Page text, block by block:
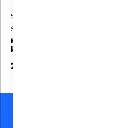
530104
Sini
Pyykinkuivausteline 9m
kuivaustilaa
22,00 €